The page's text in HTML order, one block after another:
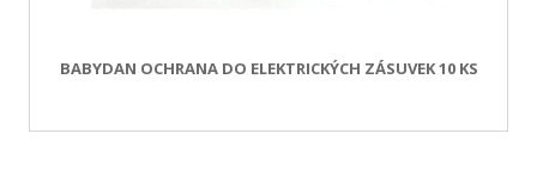
BABYDAN OCHRANA DO ELEKTRICKÝCH ZÁSUVEK 10 KS